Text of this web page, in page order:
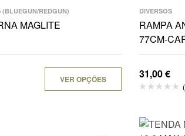
(BLUEGUN/REDGUN)
MAGLITE
VER OPÇÕES
DIVERSOS
RAMPA
77CM-
31,00€